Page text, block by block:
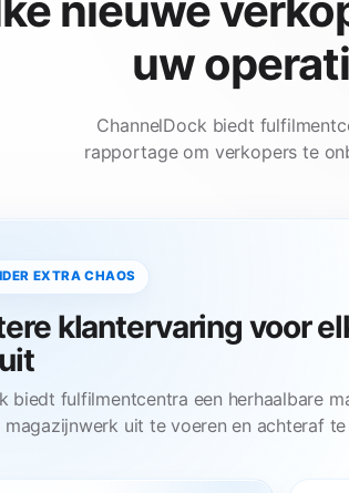
uw
ChannelDock biedt
rapportage om verkopers te
EXTRA CHAOS
klantervaring voor
biedt fulfilmentcentra een herhaalbare
uit te voeren en achteraf